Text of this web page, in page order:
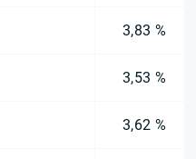
3,83 %
3,53 %
3,62 %